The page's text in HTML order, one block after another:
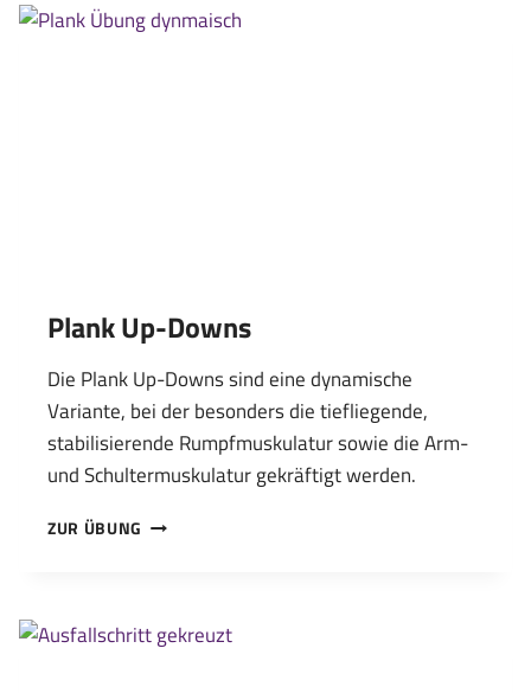
Plank Up-Downs
Die Plank Up-Downs sind eine dynamische
Variante, bei der besonders die tiefliegende,
stabilisierende Rumpfmuskulatur sowie die Arm-
und Schultermuskulatur gekräftigt werden.
ZUR ÜBUNG PLANK